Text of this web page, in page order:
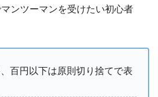
ンツーマンを受けたい初心者
百円以下は原則切り捨てで表